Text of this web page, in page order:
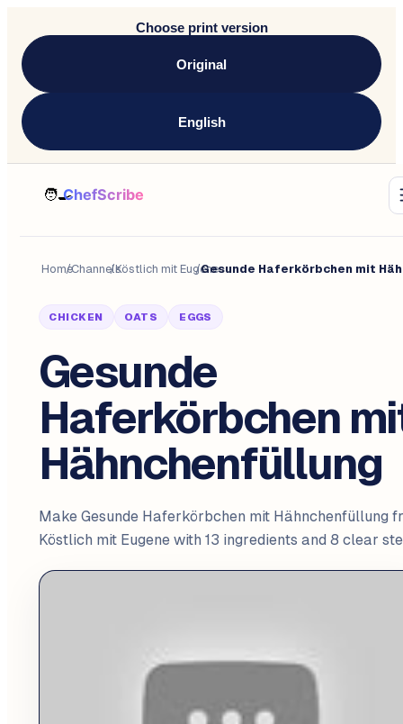
Choose print version
Original
English
Home
/Channels
/Köstlich mit Eugene
/
CHICKEN OATS EGGS
Gesunde
Haferkörbchen
Hähnchenfüllung
Make Gesunde Haferkörbchen mit Hähnchenfüllung
Köstlich mit Eugene with 13 ingredients and 8 clear